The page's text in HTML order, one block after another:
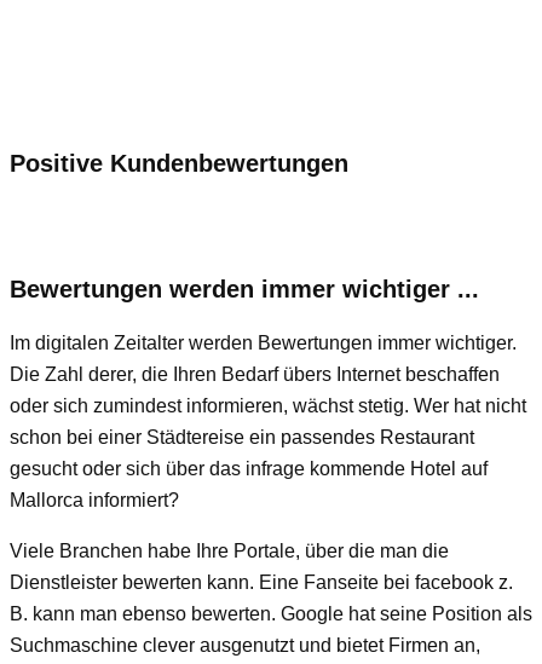
Positive Kundenbewertungen
Bewertungen werden immer wichtiger ...
Im digitalen Zeitalter werden Bewertungen immer wichtiger.
Die Zahl derer, die Ihren Bedarf übers Internet beschaffen
oder sich zumindest informieren, wächst stetig. Wer hat nicht
schon bei einer Städtereise ein passendes Restaurant
gesucht oder sich über das infrage kommende Hotel auf
Mallorca informiert?
Viele Branchen habe Ihre Portale, über die man die
Dienstleister bewerten kann. Eine Fanseite bei facebook z.
B. kann man ebenso bewerten. Google hat seine Position als
Suchmaschine clever ausgenutzt und bietet Firmen an,